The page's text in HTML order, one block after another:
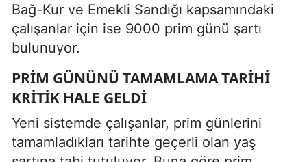
Bağ-Kur ve Emekli Sandığı kapsamındaki
çalışanlar için ise 9000 prim günü şartı
bulunuyor.
PRIM GÜNÜNÜ TAMAMLAMA TARIHI
KRITIK HALE GELDI
Yeni sistemde çalışanlar, prim günlerini
tamamladıkları tarihte geçerli olan yaş